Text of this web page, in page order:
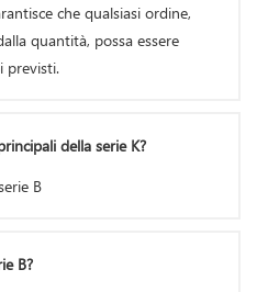
che qualsiasi ordine,
quantità, possa essere
previsti.
della serie K?
B
B?